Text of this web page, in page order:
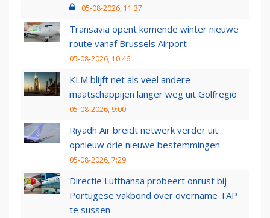
05-08-2026, 11:37
Transavia opent komende winter nieuwe
route vanaf Brussels Airport
05-08-2026, 10:46
KLM blijft net als veel andere
maatschappijen langer weg uit Golfregio
05-08-2026, 9:00
Riyadh Air breidt netwerk verder uit:
opnieuw drie nieuwe bestemmingen
05-08-2026, 7:29
Directie Lufthansa probeert onrust bij
Portugese vakbond over overname TAP
te sussen